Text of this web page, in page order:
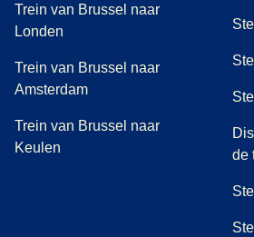
Trein van Brussel naar
Londen
Trein van Brussel naar
Amsterdam
Trein van Brussel naar
Keulen
de